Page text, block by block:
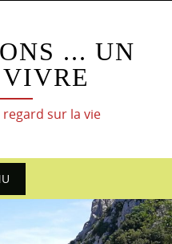
... UN
sur la vie